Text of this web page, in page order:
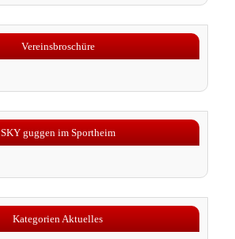
Vereinsbroschüre
SKY guggen im Sportheim
Kategorien Aktuelles